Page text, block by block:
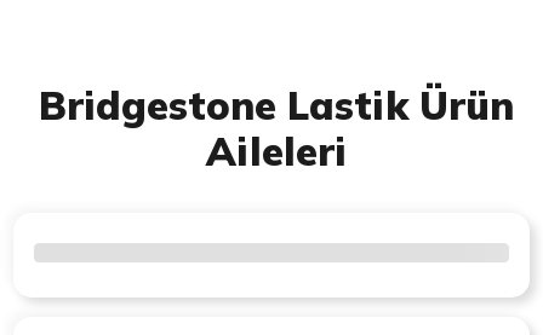
Bridgestone Lastik Ürün
Aileleri